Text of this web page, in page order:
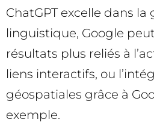
ChatGPT excelle dans la
linguistique, Google
résultats plus reliés à
liens interactifs, ou
géospatiales grâce à
exemple.